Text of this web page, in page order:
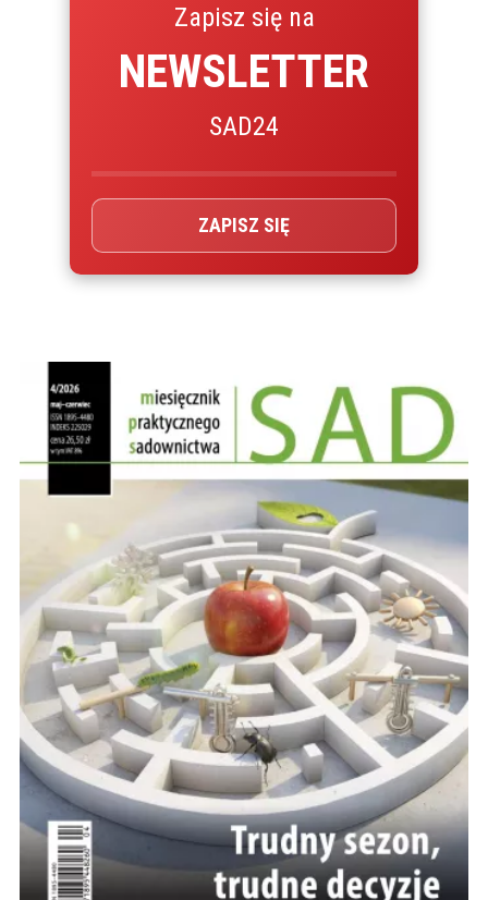
Zapisz się na
NEWSLETTER
SAD24
ZAPISZ SIĘ